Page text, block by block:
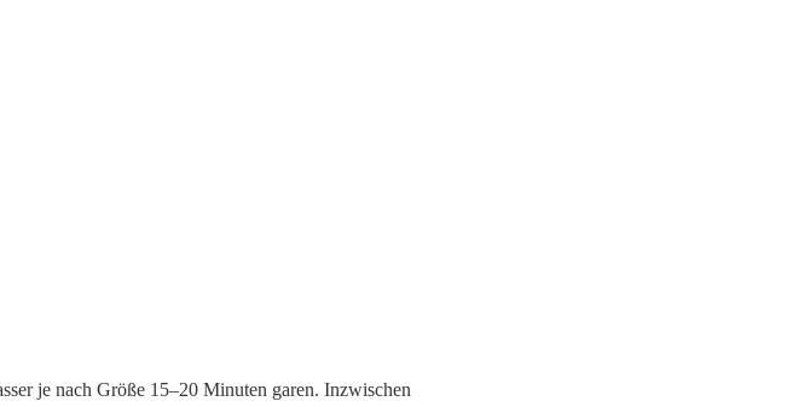
je nach Größe 15–20 Minuten garen. Inzwischen